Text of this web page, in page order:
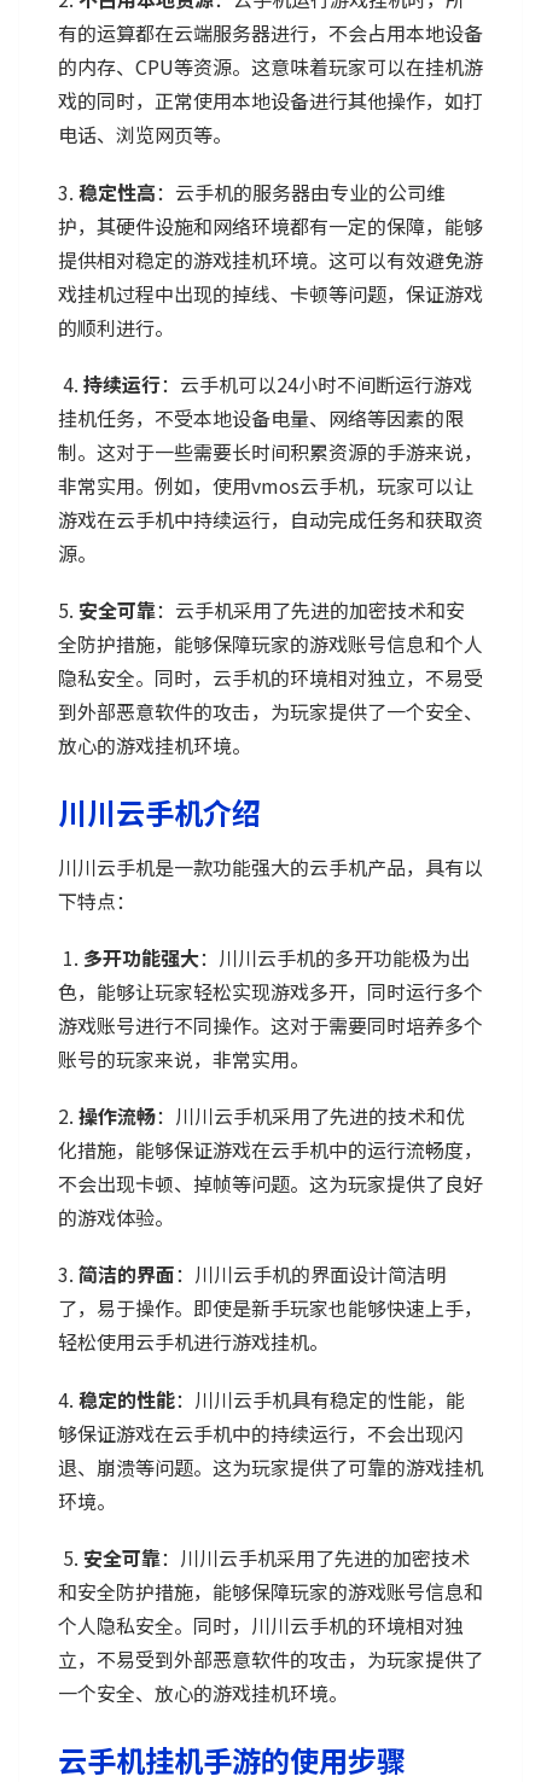
有的运算都在云端服务器进行，不会占用本地设备
的内存、CPU等资源。这意味着玩家可以在挂机游
戏的同时，正常使用本地设备进行其他操作，如打
电话、浏览网页等。
3. 稳定性高：云手机的服务器由专业的公司维
护，其硬件设施和网络环境都有一定的保障，能够
提供相对稳定的游戏挂机环境。这可以有效避免游
戏挂机过程中出现的掉线、卡顿等问题，保证游戏
的顺利进行。
4. 持续运行：云手机可以24小时不间断运行游戏
挂机任务，不受本地设备电量、网络等因素的限
制。这对于一些需要长时间积累资源的手游来说，
非常实用。例如，使用vmos云手机，玩家可以让
游戏在云手机中持续运行，自动完成任务和获取资
源。
5. 安全可靠：云手机采用了先进的加密技术和安
全防护措施，能够保障玩家的游戏账号信息和个人
隐私安全。同时，云手机的环境相对独立，不易受
到外部恶意软件的攻击，为玩家提供了一个安全、
放心的游戏挂机环境。
川川云手机介绍
川川云手机是一款功能强大的云手机产品，具有以
下特点：
1. 多开功能强大：川川云手机的多开功能极为出
色，能够让玩家轻松实现游戏多开，同时运行多个
游戏账号进行不同操作。这对于需要同时培养多个
账号的玩家来说，非常实用。
2. 操作流畅：川川云手机采用了先进的技术和优
化措施，能够保证游戏在云手机中的运行流畅度，
不会出现卡顿、掉帧等问题。这为玩家提供了良好
的游戏体验。
3. 简洁的界面：川川云手机的界面设计简洁明
了，易于操作。即使是新手玩家也能够快速上手，
轻松使用云手机进行游戏挂机。
4. 稳定的性能：川川云手机具有稳定的性能，能
够保证游戏在云手机中的持续运行，不会出现闪
退、崩溃等问题。这为玩家提供了可靠的游戏挂机
环境。
5. 安全可靠：川川云手机采用了先进的加密技术
和安全防护措施，能够保障玩家的游戏账号信息和
个人隐私安全。同时，川川云手机的环境相对独
立，不易受到外部恶意软件的攻击，为玩家提供了
一个安全、放心的游戏挂机环境。
云手机挂机手游的使用步骤